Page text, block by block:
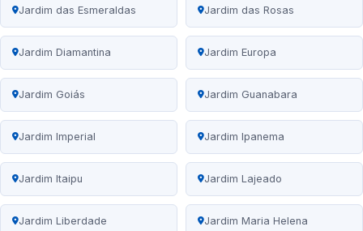
Jardim das Esmeraldas Jardim das Rosas
Jardim Diamantina Jardim Europa
Jardim Goiás Jardim Guanabara
Jardim Imperial Jardim Ipanema
Jardim Itaipu Jardim Lajeado
Jardim Liberdade Jardim Maria Helena